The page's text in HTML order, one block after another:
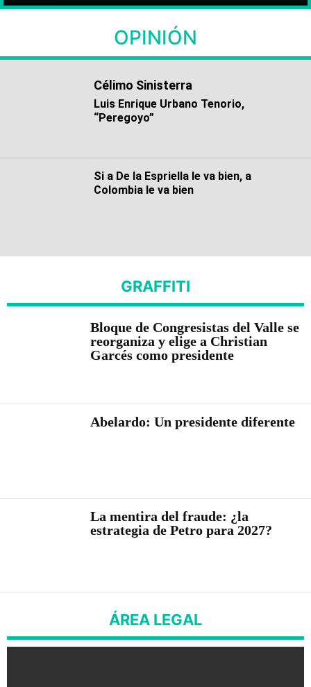
OPINIÓN
Célimo Sinisterra
Luis Enrique Urbano Tenorio,
“Peregoyo”
Si a De la Espriella le va bien, a
Colombia le va bien
GRAFFITI
Bloque de Congresistas del Valle se
reorganiza y elige a Christian
Garcés como presidente
Abelardo: Un presidente diferente
La mentira del fraude: ¿la
estrategia de Petro para 2027?
ÁREA LEGAL